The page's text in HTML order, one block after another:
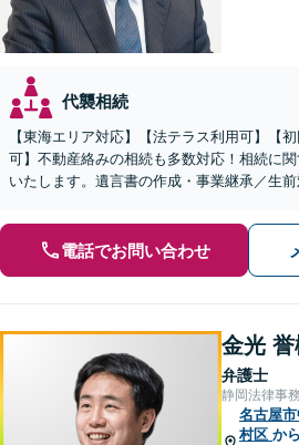
代襲相続
【東海エリア対応】【法テラス利用可】【
可】不動産絡みの相続も多数対応！相続に
いたします。遺言書の作成・事業継承／生
電話でお問い合わせ
金光 誉
弁護士
静岡法律事
名古屋市
村区 か